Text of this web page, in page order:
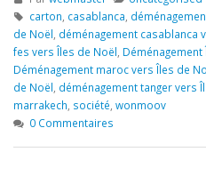
carton, casablanca,
de Noël, déménagement casablanca
fes vers Îles de Noël,
Déménagement maroc vers Îles de
de Noël, déménagement tanger vers
marrakech, société, wonmoov
0 Commentaires